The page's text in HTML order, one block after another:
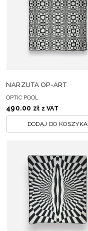
NARZUTA OP-ART
OPTIC POOL
490.00 zł z VAT
DODAJ DO KOSZYKA